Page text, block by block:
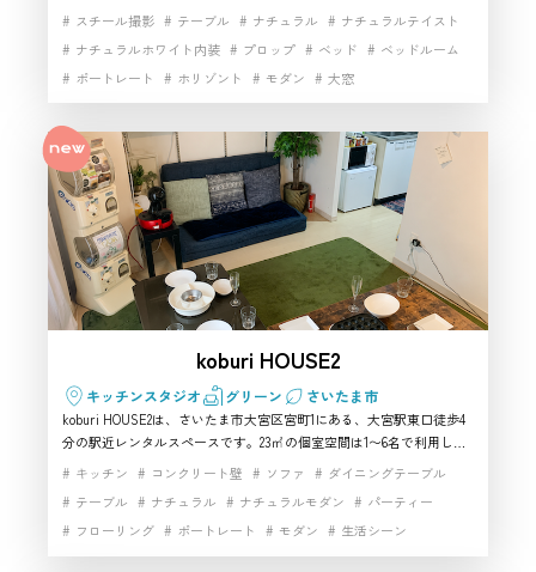
スしやすく、広い窓から入るやわらかな自然光を活かして、ポートレ
ートやアパレル、商品撮影、インタビューなどに利用できます。白や
透明感のある家具や小道具がそろい、ナチュラルからポップ、モダン
まで幅広い雰囲気に対応。掲載面積は40㎡で最大10名まで利用でき、
カーテンで仕切れる簡易的な着替えスペースもあります。大きな音を
伴わない少人数撮影に使いやすく、中央区で自然光の入るハウススタ
ジオを探している方におすすめです。
スチール撮影 テーブル ナチュラル
ナチュラルテイスト
ナチュラルホワイト内装
プロップ ベッド
ベッドルーム
ポートレート
ホリゾント モダン
大窓
家具・小物充実
小物撮影
白ホリゾント
白基調インテリア
白壁 白壁×コンクリート床
自然光
開放感
駅近
koburi HOUSE2
キッチンスタジオ グリーン さいたま市
koburi HOUSE2は、さいたま市大宮区宮町1にある、大宮駅東口徒歩4
分の駅近レンタルスペースです。23㎡の個室空間は1〜6名で利用しや
すく、カフェ風・ナチュラル・アンティーク調の雰囲気を活かしたハ
YouTube撮影、コスプレ撮影、ライブ配信などの撮影スタジオ利用に
も対応。さいたま市で少人数向けのハウススタジオや撮影スタジオを
探す方におすすめです。
キッチン コンクリート壁 ソファ
ダイニングテーブル
テーブル
ナチュラル ナチュラルモダン
パーティー
フローリング
ポートレート モダン
生活シーン
白基調インテリア
白壁 自然光 開放感
駅近